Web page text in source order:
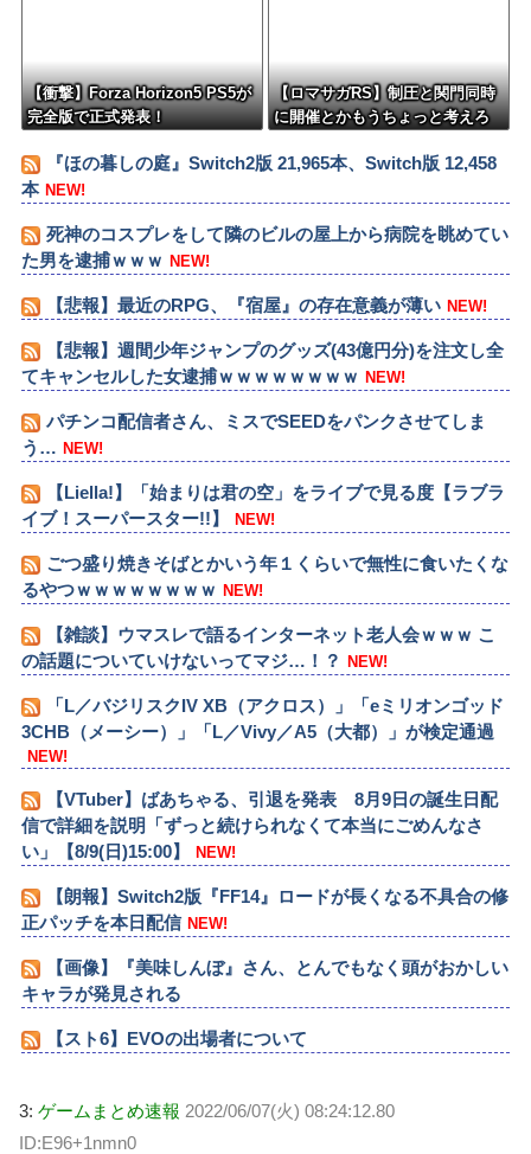
【衝撃】Forza Horizon5 PS5が
完全版で正式発表！
【ロマサガRS】制圧と関門同時
に開催とかもうちょっと考えろ
『ほの暮しの庭』Switch2版 21,965本、Switch版 12,458
本 NEW!
死神のコスプレをして隣のビルの屋上から病院を眺めてい
た男を逮捕ｗｗｗ NEW!
【悲報】最近のRPG、『宿屋』の存在意義が薄い NEW!
【悲報】週間少年ジャンプのグッズ(43億円分)を注文し全
てキャンセルした女逮捕ｗｗｗｗｗｗｗｗ NEW!
パチンコ配信者さん、ミスでSEEDをパンクさせてしま
う… NEW!
【Liella!】「始まりは君の空」をライブで見る度【ラブラ
イブ！スーパースター!!】
NEW!
ごつ盛り焼きそばとかいう年１くらいで無性に食いたくな
るやつｗｗｗｗｗｗｗｗ NEW!
【雑談】ウマスレで語るインターネット老人会ｗｗｗ こ
の話題についていけないってマジ…！？ NEW!
「L／バジリスクIV XB（アクロス）」「eミリオンゴッド
3CHB（メーシー）」「L／Vivy／A5（大都）」が検定通過
NEW!
【VTuber】ばあちゃる、引退を発表 8月9日の誕生日配
信で詳細を説明「ずっと続けられなくて本当にごめんなさ
い」【8/9(日)15:00】
NEW!
【朗報】Switch2版『FF14』ロードが長くなる不具合の修
正パッチを本日配信 NEW!
【画像】『美味しんぼ』さん、とんでもなく頭がおかしい
キャラが発見される
【スト6】EVOの出場者について
3: ゲームまとめ速報 2022/06/07(火) 08:24:12.80
ID:E96+1nmn0